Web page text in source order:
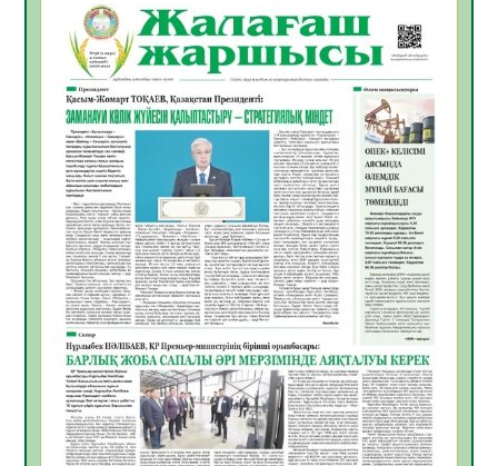
06.08.2026
Инфекциялық ауруларға қарсы иммундау
жұмыстарының тиімділігі
06.08.2026
33
Көкжөтел ауруы туралы
06.08.2026
30
АПВ вакцинасы туралы мәлімет
06.08.2026
31
Open Air: Қызылорда облысы полиция
департаменті 20 мыңнан астам
көрерменнің қауіпсіздігін қамтамасыз етті
06.08.2026
41
ҚЫЗЫЛОРДАДА «САНАЛЫ ҰРПАҚ –
ЖАРҚЫН БОЛАШАҚ» АТТЫ КЕҢЕЙТІЛГЕН
МӘЖІЛІС ӨТТІ